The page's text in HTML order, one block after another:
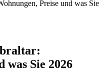
Preise und was Sie
was Sie 2026